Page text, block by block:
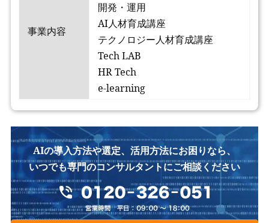
事業内容
開発・運用
AI人材育成講座
テクノロジー人材育成講座
Tech LAB
HR Tech
e-learning
AIの導入方法や選定、活用方法にお困りなら、
いつでも専門のコンサルタントにご相談ください